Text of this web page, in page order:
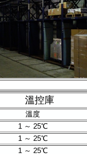
溫控庫
溫度
1 ～ 25℃
1 ～ 25℃
1 ～ 25℃